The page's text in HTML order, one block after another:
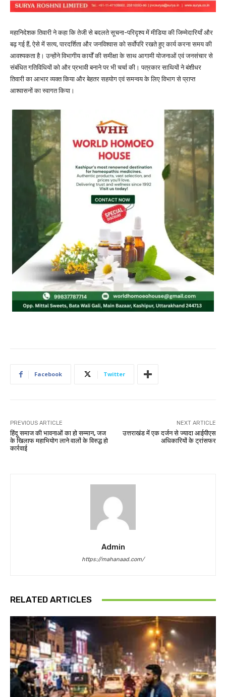
महानिदेशक तिवारी ने कहा कि तेजी से बदलते सूचना-परिदृश्य में मीडिया की जिम्मेदारियाँ और
बढ़ गई हैं, ऐसे में सत्य, पारदर्शिता और जनविश्वास को सर्वाेपरि रखते हुए कार्य करना समय की
आवश्यकता है। उन्होंने विभागीय कार्यों की समीक्षा के साथ आगामी योजनाओं एवं जनसंचार से
संबंधित गतिविधियों को और प्रभावी बनाने पर भी चर्चा की। पत्रकार साथियों ने बंशीधर
तिवारी का आभार व्यक्त किया और बेहतर सहयोग एवं समन्वय के लिए विभाग से प्राप्त
आश्वासनों का स्वागत किया।
Facebook Twitter
PREVIOUS ARTICLE
हिंदू समाज की भावनाओं का हो सम्मान, जज
के खिलाफ महाभियोग लाने वालों के विरुद्ध हो
कार्रवाई
NEXT ARTICLE
उत्तराखंड में एक दर्जन से ज्यादा आईपीएस
अधिकारियों के ट्रांसफर
Admin
https://mahanaad.com/
RELATED ARTICLES